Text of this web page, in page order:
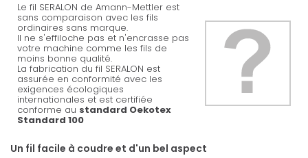
Le fil SERALON de Amann-Mettler est
sans comparaison avec les fils
ordinaires sans marque.
Il ne s'effiloche pas et n'encrasse pas
votre machine comme les fils de
moins bonne qualité.
La fabrication du fil SERALON est
assurée en conformité avec les
exigences écologiques
internationales et est certifiée
conforme au standard Oekotex
Standard 100
Un fil facile à coudre et d'un bel aspect